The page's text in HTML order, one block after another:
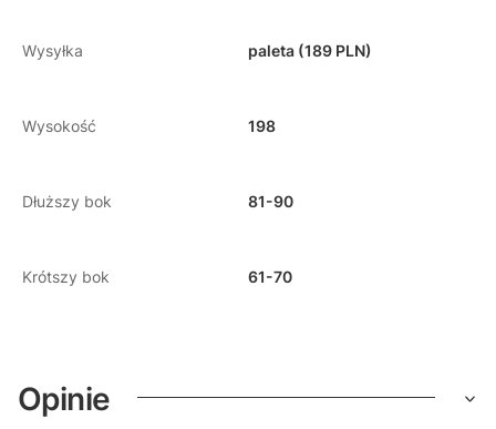
Wysyłka paleta (189 PLN)
Wysokość 198
Dłuższy bok 81-90
Krótszy bok 61-70
Opinie